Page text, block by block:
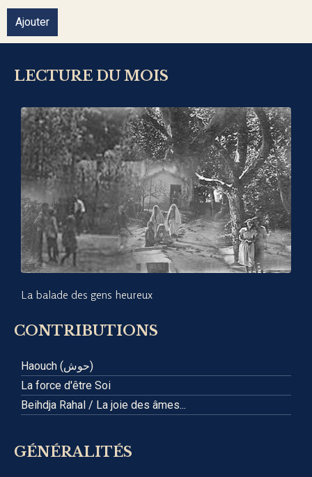
Ajouter
LECTURE DU MOIS
La balade des gens heureux
CONTRIBUTIONS
Haouch (حوش)
La force d'être Soi
Beihdja Rahal / La joie des âmes...
GÉNÉRALITÉS